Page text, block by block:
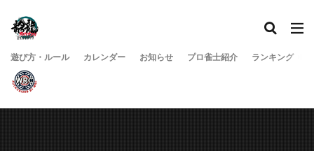
遊び方・ルール カレンダー お知らせ プロ雀士紹介 ランキング